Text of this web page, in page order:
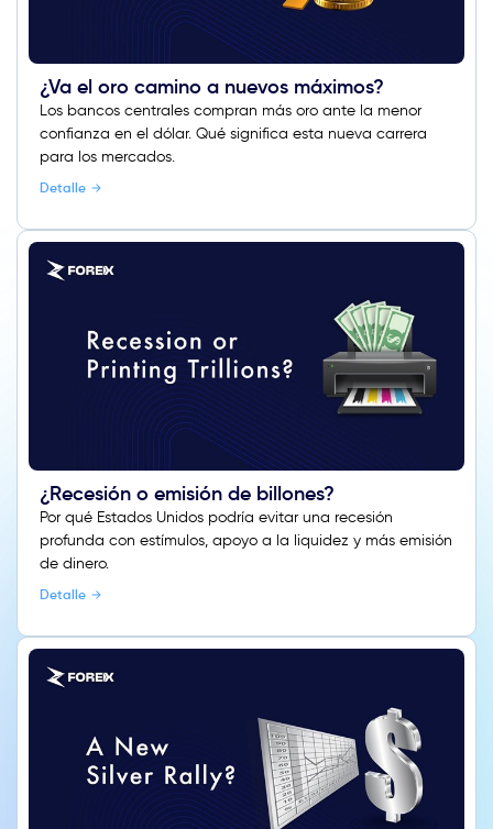
¿Va el oro camino a nuevos máximos?
Los bancos centrales compran más oro ante la menor
confianza en el dólar. Qué significa esta nueva carrera
para los mercados.
Detalle
¿Recesión o emisión de billones?
Por qué Estados Unidos podría evitar una recesión
profunda con estímulos, apoyo a la liquidez y más emisión
de dinero.
Detalle